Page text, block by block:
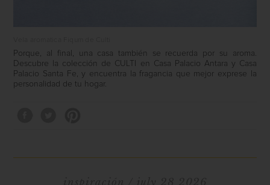
Porque, al final, una casa también se recuerda por su aroma.
Descubre la colección de CULTI en Casa Palacio Antara y Casa
Palacio Santa Fe, y encuentra la fragancia que mejor exprese la
personalidad de tu hogar.